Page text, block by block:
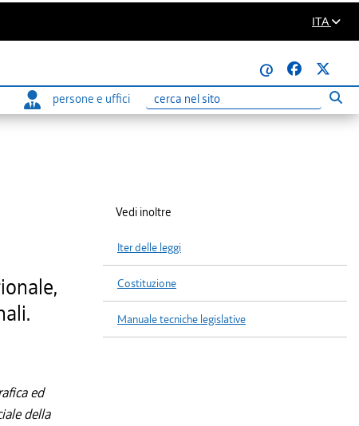
ITA
@
persone e uffici
Ricerca
ed
della
Vedi inoltre
Iter delle leggi
Costituzione
Manuale tecniche legislative